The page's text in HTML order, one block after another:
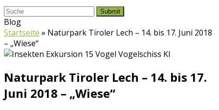
Submit
Blog
Startseite » Naturpark Tiroler Lech – 14. bis 17. Juni 2018
– „Wiese“
Naturpark Tiroler Lech – 14. bis 17.
Juni 2018 – „Wiese“